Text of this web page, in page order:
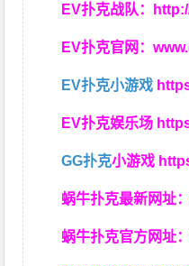
EV扑克战队：
EV扑克官网：
EV扑克小游戏
EV扑克娱乐场
GG扑克小游戏
蜗牛扑克最新网址
蜗牛扑克官方网址